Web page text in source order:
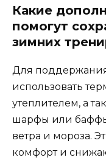
Какие
помогут
зимних
Для
использовать
утеплителем, а
шарфы или
ветра и мороза.
комфорт и